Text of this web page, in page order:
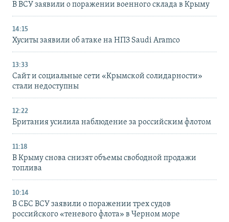
В ВСУ заявили о поражении военного склада в Крыму
14:15
Хуситы заявили об атаке на НПЗ Saudi Aramco
13:33
Сайт и социальные сети «Крымской солидарности»
стали недоступны
12:22
Британия усилила наблюдение за российским флотом
11:18
В Крыму снова снизят объемы свободной продажи
топлива
10:14
В СБС ВСУ заявили о поражении трех судов
российского «теневого флота» в Черном море